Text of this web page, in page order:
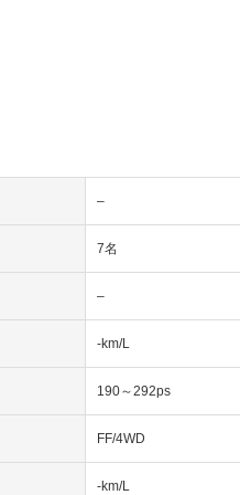
–
7名
–
-km/L
190～292ps
FF/4WD
-km/L